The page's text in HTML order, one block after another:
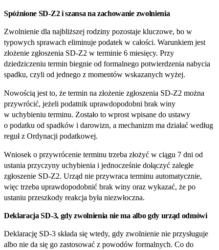
Spóźnione SD‑Z2 i szansa na zachowanie zwolnienia
Zwolnienie dla najbliższej rodziny pozostaje kluczowe, bo w
typowych sprawach eliminuje podatek w całości. Warunkiem jest
złożenie zgłoszenia SD‑Z2 w terminie 6 miesięcy. Przy
dziedziczeniu termin biegnie od formalnego potwierdzenia nabycia
spadku, czyli od jednego z momentów wskazanych wyżej.
Nowością jest to, że termin na złożenie zgłoszenia SD‑Z2 można
przywrócić, jeżeli podatnik uprawdopodobni brak winy
w uchybieniu terminu. Zostało to wprost wpisane do ustawy
o podatku od spadków i darowizn, a mechanizm ma działać według
reguł z Ordynacji podatkowej.
Wniosek o przywrócenie terminu trzeba złożyć w ciągu 7 dni od
ustania przyczyny uchybienia i jednocześnie dołączyć zaległe
zgłoszenie SD‑Z2. Urząd nie przywraca terminu automatycznie,
więc trzeba uprawdopodobnić brak winy oraz wykazać, że po
ustaniu przeszkody reakcja była niezwłoczna.
Deklaracja SD‑3, gdy zwolnienia nie ma albo gdy urząd odmówi
Deklarację SD‑3 składa się wtedy, gdy zwolnienie nie przysługuje
albo nie da się go zastosować z powodów formalnych. Co do